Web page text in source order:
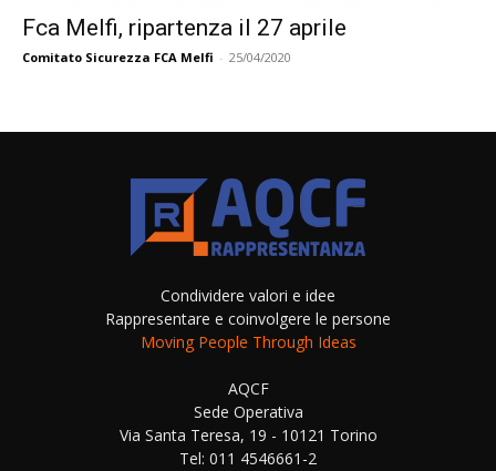
Fca Melfi, ripartenza il 27 aprile
Comitato Sicurezza FCA Melfi - 25/04/2020
Condividere valori e idee
Rappresentare e coinvolgere le persone
Moving People Through Ideas
AQCF
Sede Operativa
Via Santa Teresa, 19 - 10121 Torino
Tel: 011 4546661-2